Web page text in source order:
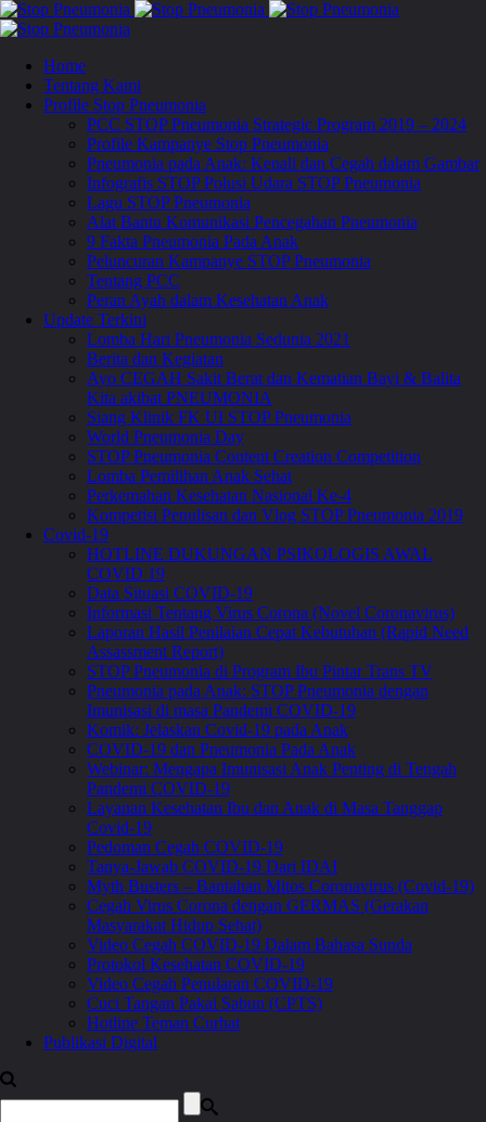
Home
Tentang Kami
Profile Stop Pneumonia
PCC STOP Pneumonia Strategic Program 2019 – 2024
Profile Kampanye Stop Pneumonia
Pneumonia pada Anak: Kenali dan Cegah dalam Gambar
Infografis STOP Polusi Udara STOP Pneumonia
Lagu STOP Pneumonia
Alat Bantu Komunikasi Pencegahan Pneumonia
9 Fakta Pneumonia Pada Anak
Peluncuran Kampanye STOP Pneumonia
Tentang PCC
Peran Ayah dalam Kesehatan Anak
Update Terkini
Lomba Hari Pneumonia Sedunia 2021
Berita dan Kegiatan
Ayo CEGAH Sakit Berat dan Kematian Bayi & Balita
Kita akibat PNEUMONIA
Siang Klinik FK UI STOP Pneumonia
World Pneumonia Day
STOP Pneumonia Content Creation Competition
Lomba Pemilihan Anak Sehat
Perkemahan Kesehatan Nasional Ke-4
Kompetisi Penulisan dan Vlog STOP Pneumonia 2019
Covid-19
HOTLINE DUKUNGAN PSIKOLOGIS AWAL
COVID 19
Data Situasi COVID-19
Informasi Tentang Virus Corona (Novel Coronavirus)
Laporan Hasil Penilaian Cepat Kebutuhan (Rapid Need
Assassment Report)
STOP Pneumonia di Program Ibu Pintar Trans TV
Pneumonia pada Anak: STOP Pneumonia dengan
Imunisasi di masa Pandemi COVID-19
Komik: Jelaskan Covid-19 pada Anak
COVID-19 dan Pneumonia Pada Anak
Webinar: Mengapa Imunisasi Anak Penting di Tengah
Pandemi COVID-19
Layanan Kesehatan Ibu dan Anak di Masa Tanggap
Covid-19
Pedoman Cegah COVID-19
Tanya-Jawab COVID-19 Dari IDAI
Myth Busters – Bantahan Mitos Coronavirus (Covid-19)
Cegah Virus Corona dengan GERMAS (Gerakan
Masyarakat Hidup Sehat)
Video Cegah COVID-19 Dalam Bahasa Sunda
Protokol Kesehatan COVID-19
Video Cegah Penularan COVID-19
Cuci Tangan Pakai Sabun (CPTS)
Hotline Teman Curhat
Publikasi Digital